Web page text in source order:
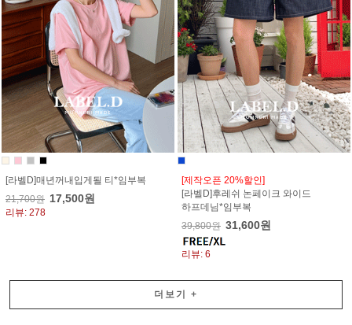
[라벨D]매년꺼내입게될 티*임부복
21,700원 17,500원
리뷰: 278
[제작오픈 20%할인]
[라벨D]후레쉬 논페이크 와이드
하프데님*임부복
39,800원 31,600원
리뷰: 6
더보기 +